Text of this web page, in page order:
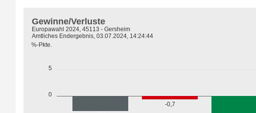
0
5
%-Pkte.
-0,7
Gewinne/Verluste
Europawahl 2024, 45113 - Gersheim
Amtliches Endergebnis, 03.07.2024, 14:24:44